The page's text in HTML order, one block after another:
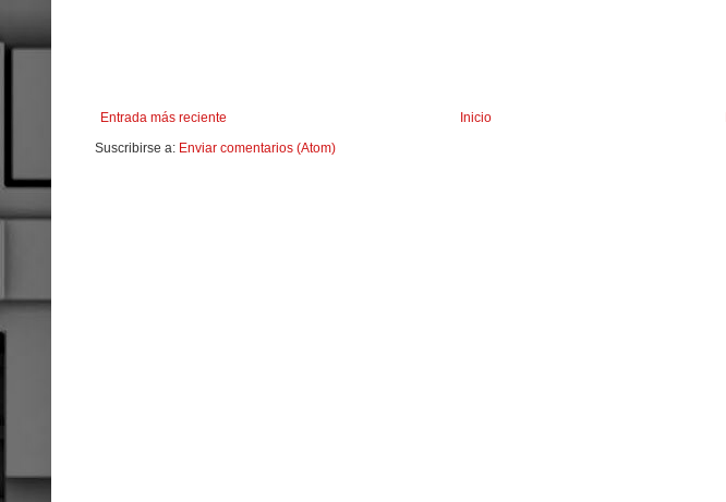
Entrada más reciente
Inicio
Suscribirse a: Enviar comentarios (Atom)